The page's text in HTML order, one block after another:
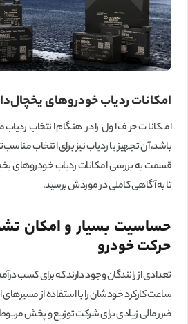
امکانات ردیاب خودروهای
امکانات حرف اول را در هنگام انتخاب ردیاب
باشد، آن تجهیز یا ردیاب نیز برای انتخاب
تا به آگاهی کاملی در موردش برسید.
حساسیت بسیار و امکان
حرکت خودرو
تعدادی از رانندگان وجود دارند که برای کسب
ساعت کارکرد خودشان را با استفاده از
ضرر مالی زیادی برای شرکت توزیع و پخش مربوطه